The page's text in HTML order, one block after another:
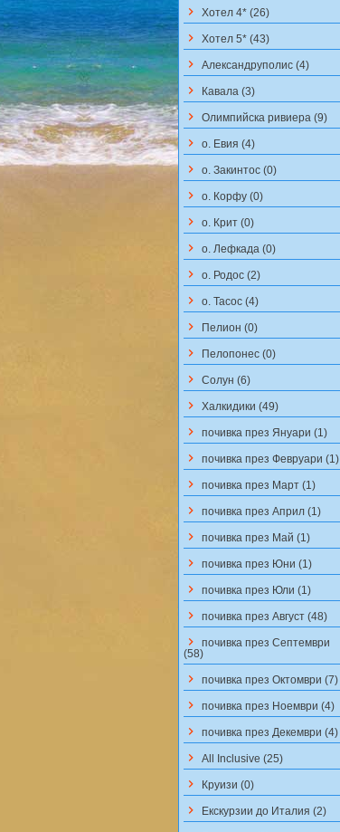
keyboard_arrow_right Хотел 4* (26)
keyboard_arrow_right Хотел 5* (43)
keyboard_arrow_right Aлександруполис (4)
keyboard_arrow_right Кавала (3)
keyboard_arrow_right Олимпийска ривиера (9)
keyboard_arrow_right о. Евия (4)
keyboard_arrow_right о. Закинтос (0)
keyboard_arrow_right о. Корфу (0)
keyboard_arrow_right о. Крит (0)
keyboard_arrow_right о. Лефкада (0)
keyboard_arrow_right о. Родос (2)
keyboard_arrow_right о. Тасос (4)
keyboard_arrow_right Пелион (0)
keyboard_arrow_right Пелопонес (0)
keyboard_arrow_right Солун (6)
keyboard_arrow_right Халкидики (49)
keyboard_arrow_right почивка през Януари (1)
keyboard_arrow_right почивка през Февруари (1)
keyboard_arrow_right почивка през Март (1)
keyboard_arrow_right почивка през Април (1)
keyboard_arrow_right почивка през Май (1)
keyboard_arrow_right почивка през Юни (1)
keyboard_arrow_right почивка през Юли (1)
keyboard_arrow_right почивка през Август (48)
keyboard_arrow_right почивка през Септември
(58)
keyboard_arrow_right почивка през Октомври (7)
keyboard_arrow_right почивка през Ноември (4)
keyboard_arrow_right почивка през Декември (4)
keyboard_arrow_right All Inclusive (25)
keyboard_arrow_right Круизи (0)
keyboard_arrow_right Екскурзии до Италия (2)